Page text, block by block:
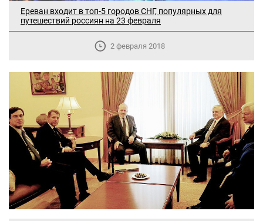
Ереван входит в топ-5 городов СНГ, популярных для
путешествий россиян на 23 февраля
2 февраля 2018